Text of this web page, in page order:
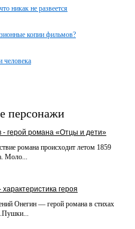
никак не развеется
копии фильмов?
человека
персонажи
- герой романа «Отцы и дети»
романа происходит летом 1859
Моло...
героя
Онегин — герой романа в стихах